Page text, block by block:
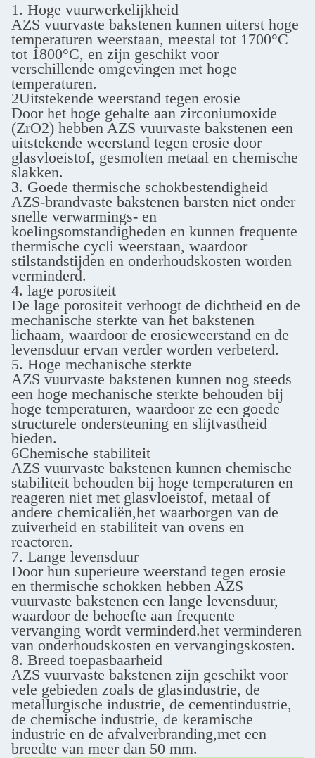
1. Hoge vuurwerkelijkheid
AZS vuurvaste bakstenen kunnen uiterst hoge
temperaturen weerstaan, meestal tot 1700°C
tot 1800°C, en zijn geschikt voor
verschillende omgevingen met hoge
temperaturen.
2Uitstekende weerstand tegen erosie
Door het hoge gehalte aan zirconiumoxide
(ZrO2) hebben AZS vuurvaste bakstenen een
uitstekende weerstand tegen erosie door
glasvloeistof, gesmolten metaal en chemische
slakken.
3. Goede thermische schokbestendigheid
AZS-brandvaste bakstenen barsten niet onder
snelle verwarmings- en
koelingsomstandigheden en kunnen frequente
thermische cycli weerstaan, waardoor
stilstandstijden en onderhoudskosten worden
verminderd.
4. lage porositeit
De lage porositeit verhoogt de dichtheid en de
mechanische sterkte van het bakstenen
lichaam, waardoor de erosieweerstand en de
levensduur ervan verder worden verbeterd.
5. Hoge mechanische sterkte
AZS vuurvaste bakstenen kunnen nog steeds
een hoge mechanische sterkte behouden bij
hoge temperaturen, waardoor ze een goede
structurele ondersteuning en slijtvastheid
bieden.
6Chemische stabiliteit
AZS vuurvaste bakstenen kunnen chemische
stabiliteit behouden bij hoge temperaturen en
reageren niet met glasvloeistof, metaal of
andere chemicaliën,het waarborgen van de
zuiverheid en stabiliteit van ovens en
reactoren.
7. Lange levensduur
Door hun superieure weerstand tegen erosie
en thermische schokken hebben AZS
vuurvaste bakstenen een lange levensduur,
waardoor de behoefte aan frequente
vervanging wordt verminderd.het verminderen
van onderhoudskosten en vervangingskosten.
8. Breed toepasbaarheid
AZS vuurvaste bakstenen zijn geschikt voor
vele gebieden zoals de glasindustrie, de
metallurgische industrie, de cementindustrie,
de chemische industrie, de keramische
industrie en de afvalverbranding,met een
breedte van meer dan 50 mm.